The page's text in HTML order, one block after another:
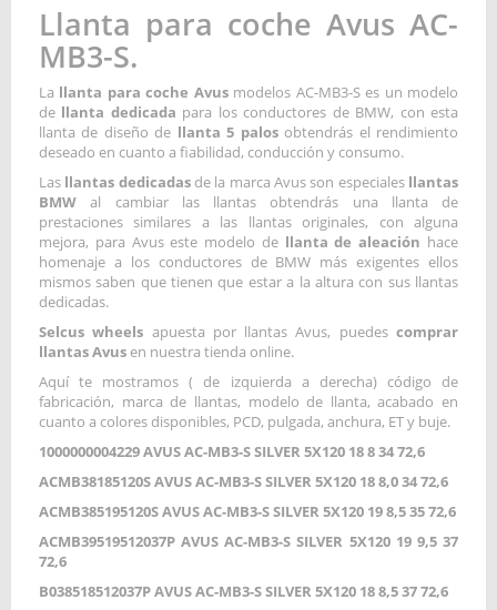
Llanta para coche Avus AC-
MB3-S.
La llanta para coche Avusmodelos AC-MB3-S es un modelo
de llanta dedicada para los conductores de BMW, con esta
llanta de diseño de llanta 5 palosobtendrás el rendimiento
deseado en cuanto a fiabilidad, conducción y consumo.
Las llantas dedicadasde la marca Avus son especialesllantas
BMW al cambiar las llantas obtendrás una llanta de
prestaciones similares a las llantas originales, con alguna
mejora, para Avus este modelo de llanta de aleación hace
homenaje a los conductores de BMW más exigentes ellos
mismos saben que tienen que estar a la altura con sus llantas
dedicadas.
Selcus wheels apuesta por llantas Avus, puedescomprar
llantas Avus en nuestra tienda online.
Aquí te mostramos ( de izquierda a derecha) código de
fabricación, marca de llantas, modelo de llanta, acabado en
cuanto a colores disponibles, PCD, pulgada, anchura, ET y buje.
1000000004229 AVUS AC-MB3-S SILVER 5X120 18 8 34 72,6
ACMB38185120S AVUS AC-MB3-S SILVER 5X120 18 8,0 34 72,6
ACMB385195120S AVUS AC-MB3-S SILVER 5X120 19 8,5 35 72,6
ACMB39519512037P AVUS AC-MB3-S SILVER 5X120 19 9,5 37
72,6
B038518512037P AVUS AC-MB3-S SILVER 5X120 18 8,5 37 72,6